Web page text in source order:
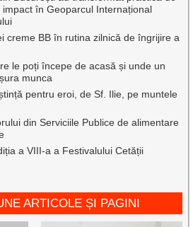
în Geoparcul Internațional
creme BB în rutina zilnică de îngrijire a
le poți începe de acasă și unde un
munca
pentru eroi, de Sf. Ilie, pe muntele
din Serviciile Publice de alimentare
a VIII-a a Festivalului Cetății
ARTICOLE ȘI PAGINI